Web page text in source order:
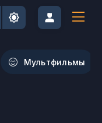
Мультфильмы